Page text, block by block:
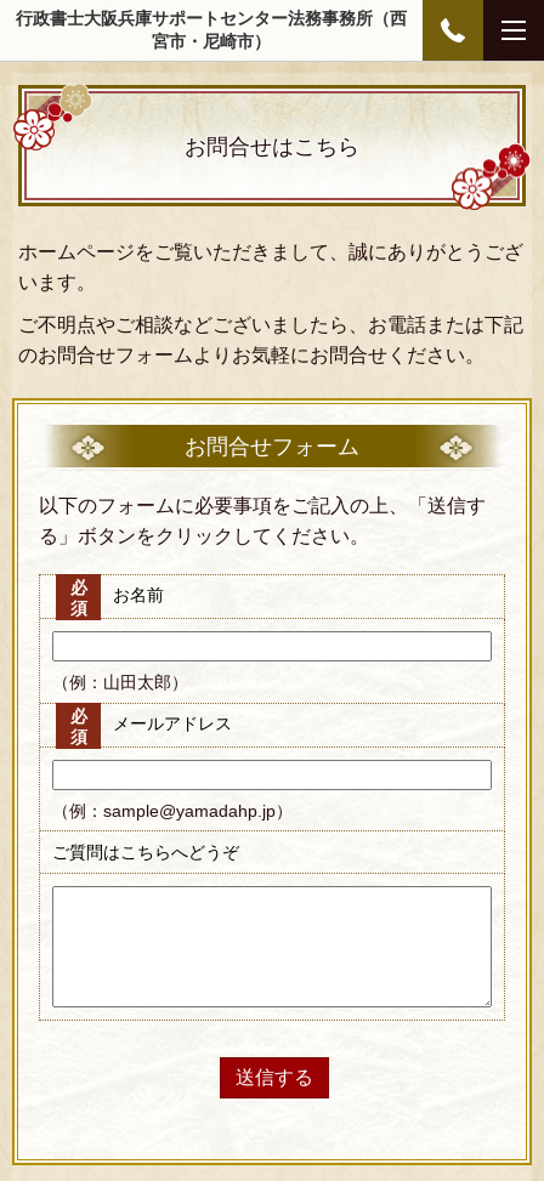
行政書士大阪兵庫サポートセンター法務事務所（西
宮市・尼崎市）
お問合せはこちら
ホームページをご覧いただきまして、誠にありがとうござ
います。
ご不明点やご相談などございましたら、お電話または下記
のお問合せフォームよりお気軽にお問合せください。
お問合せフォーム
以下のフォームに必要事項をご記入の上、「送信す
る」ボタンをクリックしてください。
お名前
必
須
（例：山田太郎）
メールアドレス
必
須
（例：sample@yamadahp.jp）
ご質問はこちらへどうぞ